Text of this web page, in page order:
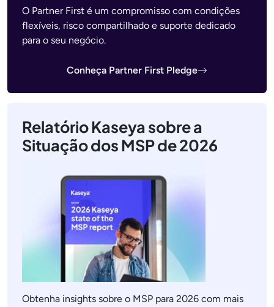
O Partner First é um compromisso com condições
flexíveis, risco compartilhado e suporte dedicado
para o seu negócio.
Conheça Partner First Pledge
Relatório Kaseya sobre a
Situação dos MSP de 2026
Obtenha insights sobre o MSP para 2026 com mais